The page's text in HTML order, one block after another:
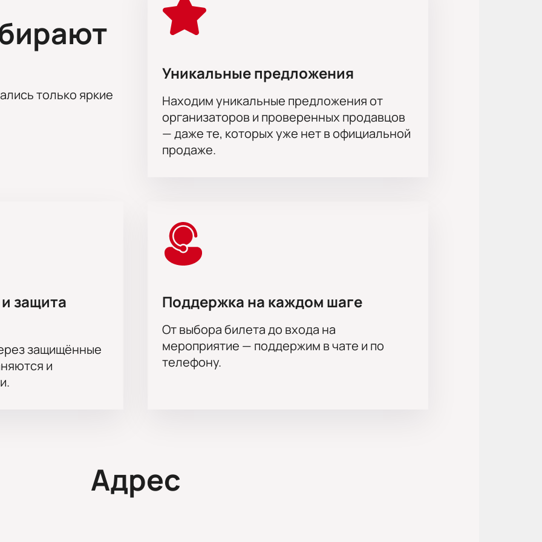
колоритом, который проявляется не только в музыке, но и в языке (текст звучит
и философских понятиях, которые затрагиваются в спектакле.
Индии на Серпуховку был приглашён специалист по индийской культуре, Дмитрий Змеев,
в Театре на Серпуховке можно на нашем сайте. Мы обеспечим удобство и безопасность
Илья Захаржевский, София Краковская, Любовь Никулица, Рафаэль Наджаф-Заде,
Борис Корсаков, Егор Макаров, Серафима Краковская, Михаил Бубер, Данила Теплов,
Георгий Шабанов, Агния Лещенко, Дмитрий Змеев, Алиса Голубева, Андрей Ермохин,
только яркие
Уникальные предложения
Находим уникальные предложения от
организаторов и проверенных продавцов
— даже те, которых уже нет в официальной
продаже.
защита
защищённые
и
Поддержка на каждом шаге
От выбора билета до входа на
мероприятие — поддержим в чате и по
телефону.
Адрес